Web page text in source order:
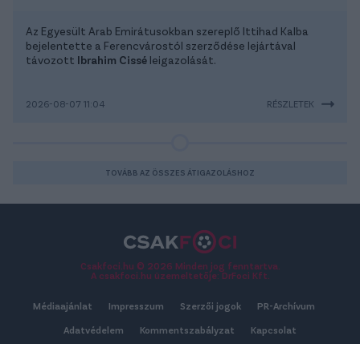
Az Egyesült Arab Emirátusokban szereplő Ittihad Kalba
bejelentette a Ferencvárostól szerződése lejártával
távozott Ibrahim Cissé leigazolását.
2026-08-07 11:04 RÉSZLETEK
TOVÁBB AZ ÖSSZES ÁTIGAZOLÁSHOZ
Csakfoci.hu © 2026 Minden jog fenntartva.
A csakfoci.hu üzemeltetője: DrFoci Kft.
Médiaajánlat Impresszum Szerzői jogok PR-Archívum
Adatvédelem Kommentszabályzat Kapcsolat